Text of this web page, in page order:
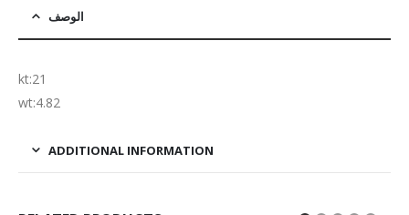
الوصف
kt:21
wt:4.82
ADDITIONAL INFORMATION